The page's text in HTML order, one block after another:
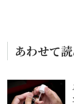
あわせて